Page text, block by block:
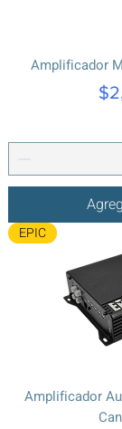
Amplificador
EPIC
Amplificador